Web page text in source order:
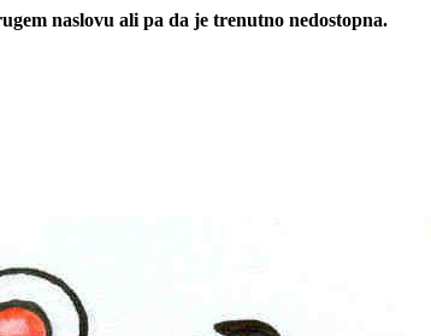
naslovu ali pa da je trenutno nedostopna.